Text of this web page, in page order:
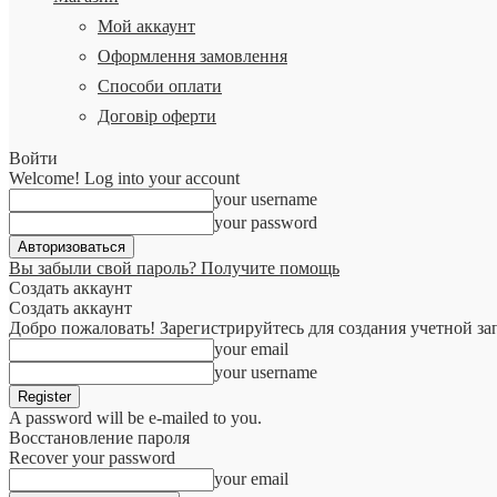
Мой аккаунт
Оформлення замовлення
Способи оплати
Договір оферти
Войти
Welcome! Log into your account
your username
your password
Вы забыли свой пароль? Получите помощь
Создать аккаунт
Создать аккаунт
Добро пожаловать! Зарегистрируйтесь для создания учетной
your email
your username
A password will be e-mailed to you.
Восстановление пароля
Recover your password
your email